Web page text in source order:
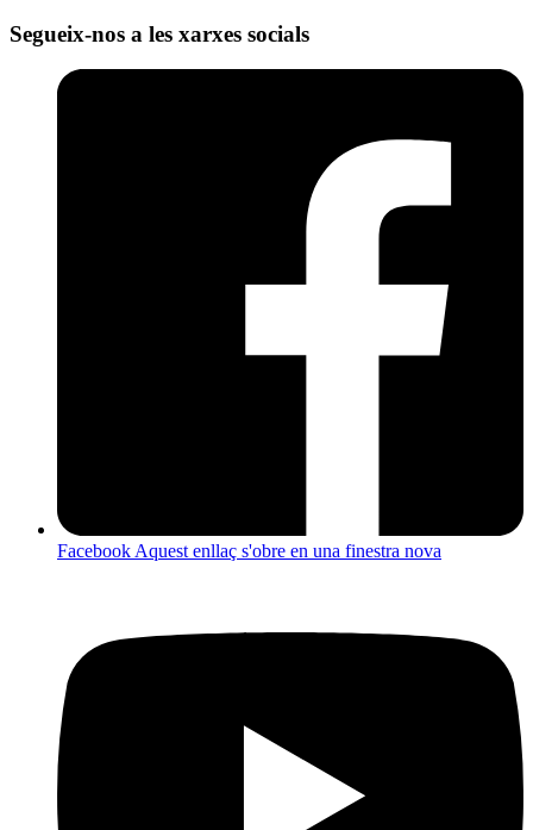
Segueix-nos a les xarxes socials
FacebookAquest enllaç s'obre en una finestra nova